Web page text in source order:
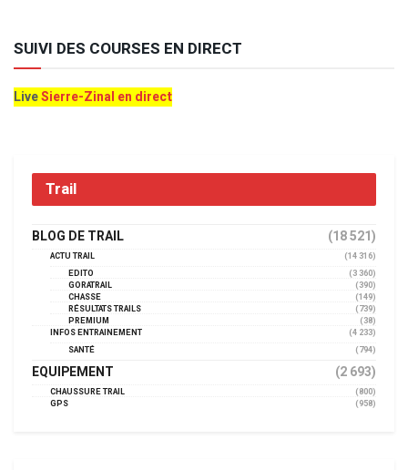
SUIVI DES COURSES EN DIRECT
LiveSierre-Zinal en direct
Trail
BLOG DE TRAIL (18 521)
ACTU TRAIL
(14 316)
EDITO
(3 360)
GORATRAIL
(390)
CHASSE
(149)
RÉSULTATS TRAILS
(739)
PREMIUM
(38)
INFOS ENTRAINEMENT
(4 233)
SANTÉ
(794)
EQUIPEMENT (2 693)
CHAUSSURE TRAIL
(800)
GPS
(958)